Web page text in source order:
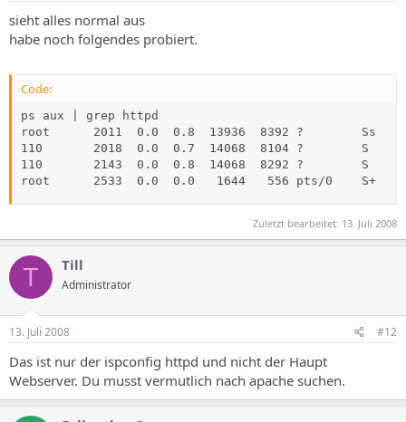
sieht alles normal aus
habe noch folgendes probiert.
Code:
ps aux | grep httpd
root      2011  0.0  0.8  13936  8392 ?        Ss
110       2018  0.0  0.7  14068  8104 ?        S
110       2143  0.0  0.8  14068  8292 ?        S
root      2533  0.0  0.0   1644   556 pts/0    S+
Zuletzt bearbeitet: 13. Juli 2008
T Till
Administrator
13. Juli 2008 #12
Das ist nur der ispconfig httpd und nicht der Haupt
Webserver. Du musst vermutlich nach apache suchen.